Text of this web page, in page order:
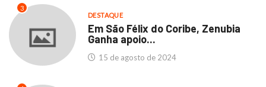
3
DESTAQUE
Em São Félix do Coribe, Zenubia
Ganha apoio...
15 de agosto de 2024